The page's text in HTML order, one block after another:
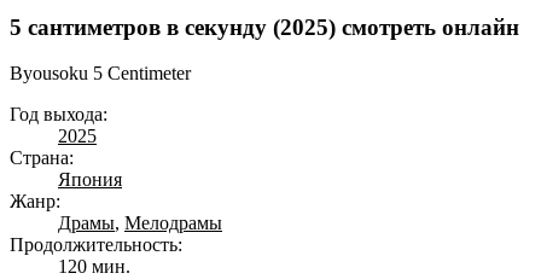
5 сантиметров в секунду (2025) смотреть онлайн
Byousoku 5 Centimeter
Год выхода:
2025
Страна:
Япония
Жанр:
Драмы, Мелодрамы
Продолжительность:
120 мин.